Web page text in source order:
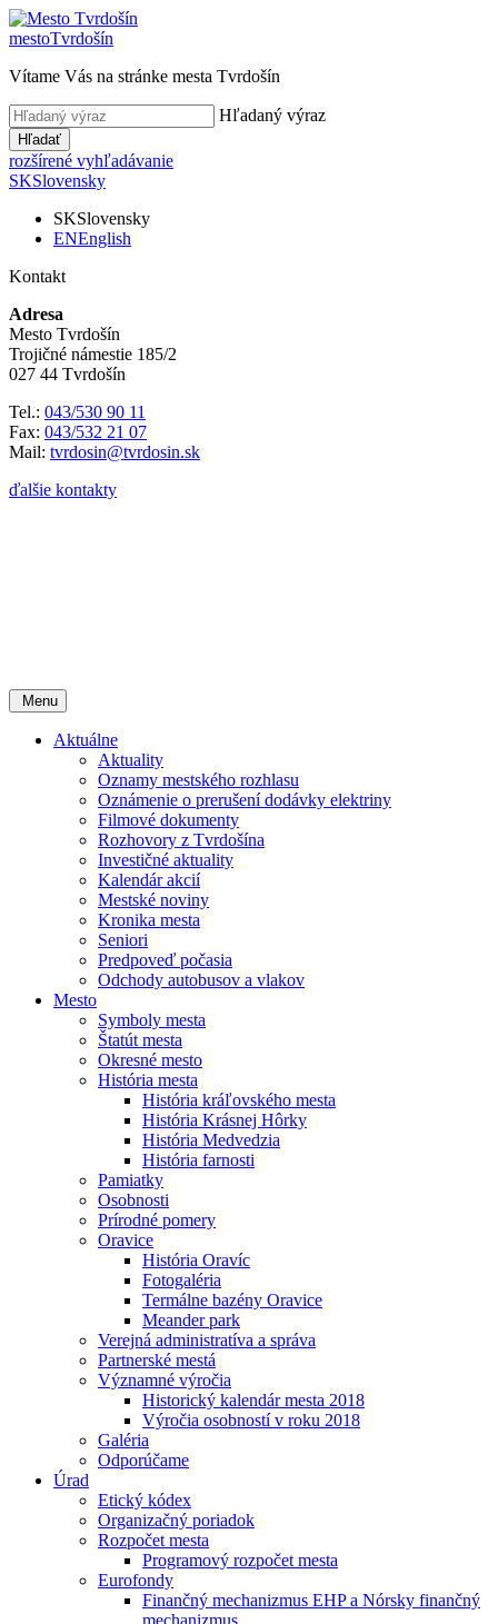
mestoTvrdošín
Vítame Vás na stránke mesta Tvrdošín
Hľadaný výraz
Hľadať
rozšírené vyhľadávanie
SKSlovensky
SKSlovensky
ENEnglish
Kontakt
Adresa
Mesto Tvrdošín
Trojičné námestie 185/2
027 44 Tvrdošín
Tel.: 043/530 90 11
Fax: 043/532 21 07
Mail: tvrdosin@tvrdosin.sk
ďalšie kontakty
Menu
Aktuálne
Aktuality
Oznamy mestského rozhlasu
Oznámenie o prerušení dodávky elektriny
Filmové dokumenty
Rozhovory z Tvrdošína
Investičné aktuality
Kalendár akcií
Mestské noviny
Kronika mesta
Seniori
Predpoveď počasia
Odchody autobusov a vlakov
Mesto
Symboly mesta
Štatút mesta
Okresné mesto
História mesta
História kráľovského mesta
História Krásnej Hôrky
História Medvedzia
História farnosti
Pamiatky
Osobnosti
Prírodné pomery
Oravice
História Oravíc
Fotogaléria
Termálne bazény Oravice
Meander park
Verejná administratíva a správa
Partnerské mestá
Významné výročia
Historický kalendár mesta 2018
Výročia osobností v roku 2018
Galéria
Odporúčame
Úrad
Etický kódex
Organizačný poriadok
Rozpočet mesta
Programový rozpočet mesta
Eurofondy
Finančný mechanizmus EHP a Nórsky finančný
mechanizmus